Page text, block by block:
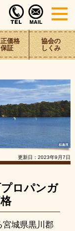
価格
保証
協会の
しくみ
更新日： 2023年9月7日
プロパンガ
宮城県黒川郡